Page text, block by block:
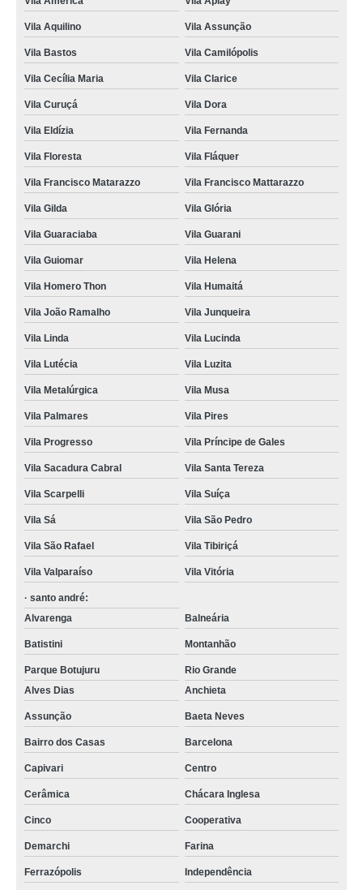
Vila Aquilino Vila Assunção
Vila Bastos Vila Camilópolis
Vila Cecília Maria Vila Clarice
Vila Curuçá Vila Dora
Vila Eldízia Vila Fernanda
Vila Floresta Vila Fláquer
Vila Francisco Matarazzo Vila Francisco Mattarazzo
Vila Gilda Vila Glória
Vila Guaraciaba Vila Guarani
Vila Guiomar Vila Helena
Vila Homero Thon Vila Humaitá
Vila João Ramalho Vila Junqueira
Vila Linda Vila Lucinda
Vila Lutécia Vila Luzita
Vila Metalúrgica Vila Musa
Vila Palmares Vila Pires
Vila Progresso Vila Príncipe de Gales
Vila Sacadura Cabral Vila Santa Tereza
Vila Scarpelli Vila Suíça
Vila Sá Vila São Pedro
Vila São Rafael Vila Tibiriçá
Vila Valparaíso Vila Vitória
· santo andré:
Alvarenga
Balneária
Batistini Montanhão
Parque Botujuru
Rio Grande
Alves Dias
Anchieta
Assunção Baeta Neves
Bairro dos Casas Barcelona
Capivari Centro
Cerâmica Chácara Inglesa
Cinco Cooperativa
Demarchi Farina
Ferrazópolis Independência